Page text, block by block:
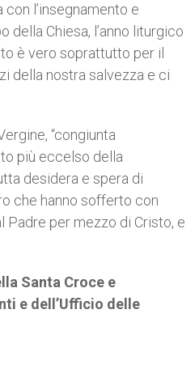
con l’insegnamento e
della Chiesa, l’anno liturgico
è vero soprattutto per il
della nostra salvezza e ci
“congiunta
più eccelso della
desidera e spera di
che hanno sofferto con
per mezzo di Cristo, e
Santa Croce e
e dell’Ufficio delle